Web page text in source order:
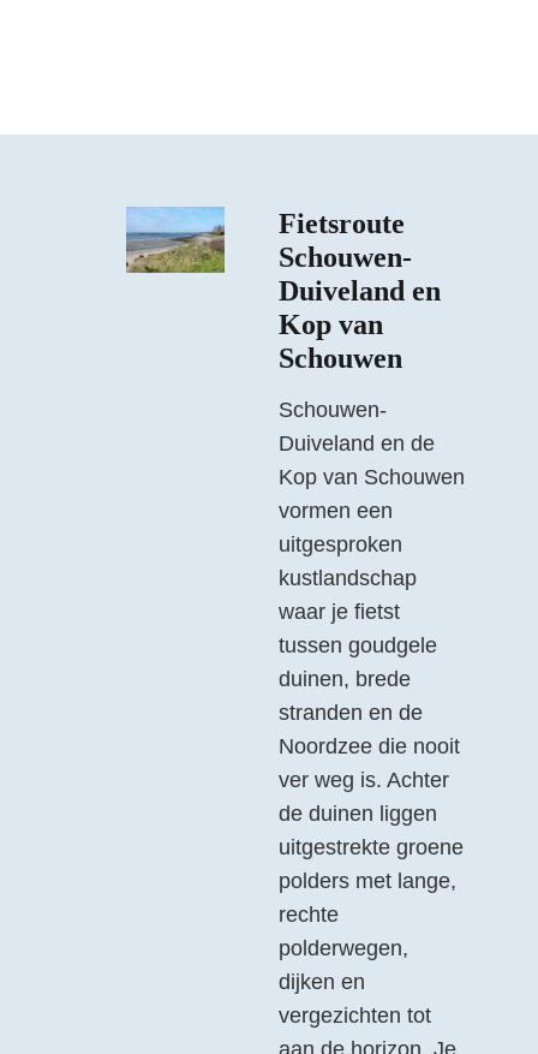
Fietsroute
Schouwen-
Duiveland en
Kop van
Schouwen
Schouwen-
Duiveland en de
Kop van Schouwen
vormen een
uitgesproken
kustlandschap
waar je fietst
tussen goudgele
duinen, brede
stranden en de
Noordzee die nooit
ver weg is. Achter
de duinen liggen
uitgestrekte groene
polders met lange,
rechte
polderwegen,
dijken en
vergezichten tot
aan de horizon. Je